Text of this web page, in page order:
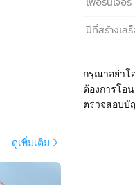
ปีที่สร้างเส
กรุณาอย่าโ
ต้องการโอ
ตรวจสอบบั
ดูเพิ่มเติม